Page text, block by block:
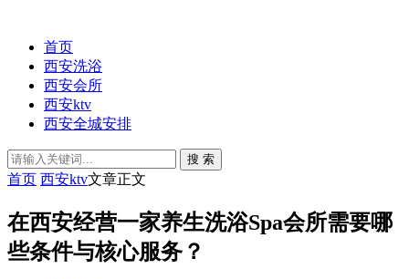
首页
西安洗浴
西安会所
西安ktv
西安全城安排
搜 索
首页 西安ktv文章正文
在西安经营一家养生洗浴Spa会所需要哪
些条件与核心服务？